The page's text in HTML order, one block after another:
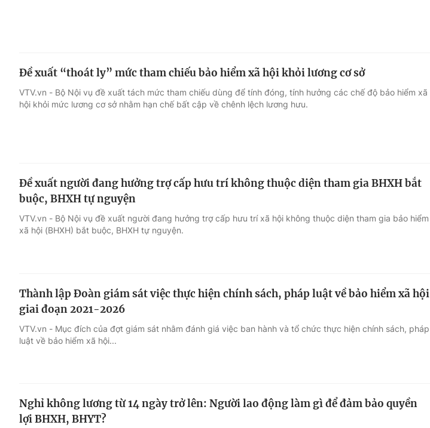
Đề xuất “thoát ly” mức tham chiếu bảo hiểm xã hội khỏi lương cơ sở
VTV.vn - Bộ Nội vụ đề xuất tách mức tham chiếu dùng để tính đóng, tính hưởng các chế độ bảo hiểm xã
hội khỏi mức lương cơ sở nhằm hạn chế bất cập về chênh lệch lương hưu.
Đề xuất người đang hưởng trợ cấp hưu trí không thuộc diện tham gia BHXH bắt
buộc, BHXH tự nguyện
VTV.vn - Bộ Nội vụ đề xuất người đang hưởng trợ cấp hưu trí xã hội không thuộc diện tham gia bảo hiểm
xã hội (BHXH) bắt buộc, BHXH tự nguyện.
Thành lập Đoàn giám sát việc thực hiện chính sách, pháp luật về bảo hiểm xã hội
giai đoạn 2021-2026
VTV.vn - Mục đích của đợt giám sát nhằm đánh giá việc ban hành và tổ chức thực hiện chính sách, pháp
luật về bảo hiểm xã hội...
Nghỉ không lương từ 14 ngày trở lên: Người lao động làm gì để đảm bảo quyền
lợi BHXH, BHYT?